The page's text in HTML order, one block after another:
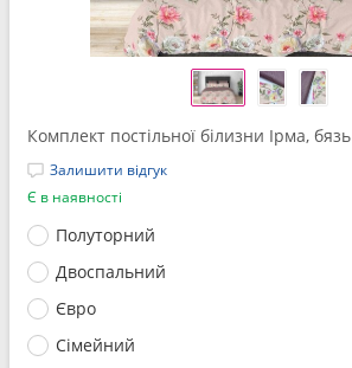
Комплект постільної білизни Ірма, бязь
Залишити відгук
Є в наявності
Полуторний
Двоспальний
Євро
Сімейний